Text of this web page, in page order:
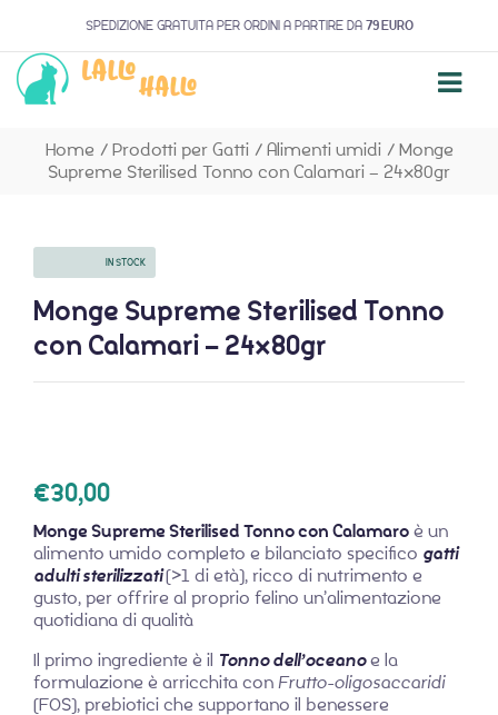
SPEDIZIONE GRATUITA PER ORDINI A PARTIRE DA 79 EURO
Home / Prodotti per Gatti / Alimenti umidi / Monge
Supreme Sterilised Tonno con Calamari – 24x80gr
IN STOCK
Monge Supreme Sterilised Tonno
con Calamari – 24x80gr
€30,00
Monge Supreme Sterilised Tonno con Calamaroè un
alimento umido completo e bilanciato specifico gatti
adulti sterilizzati(>1 di età), ricco di nutrimento e
gusto, per offrire al proprio felino un’alimentazione
quotidiana di qualità
Il primo ingrediente è il Tonno dell’oceanoe la
formulazione è arricchita conFrutto-oligosaccaridi
(FOS), prebiotici che supportano il benessere